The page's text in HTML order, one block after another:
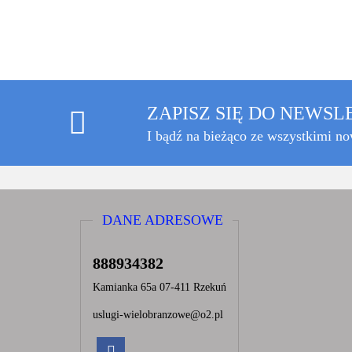
ZAPISZ SIĘ DO
I bądź na bieżąco ze wszystkimi
DANE ADRESOWE
888934382
Kamianka 65a 07-411 Rzekuń
uslugi-wielobranzowe@o2.pl